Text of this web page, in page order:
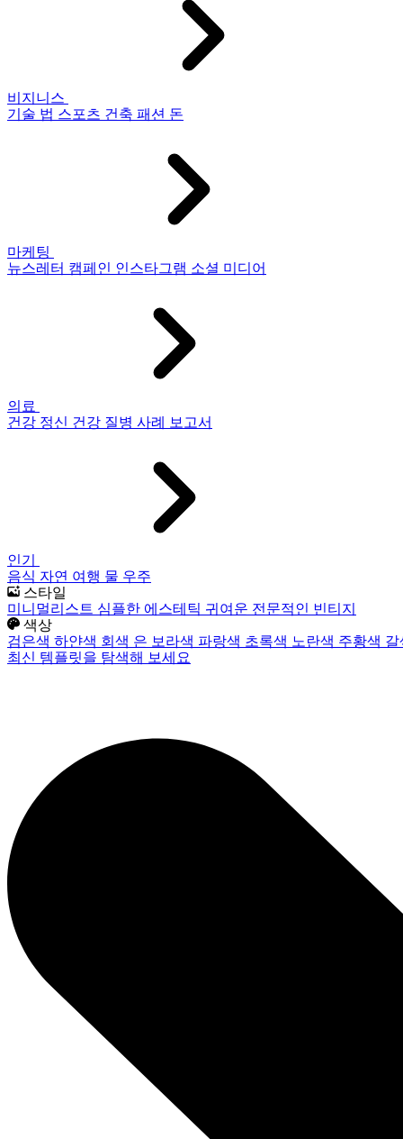
비지니스
기술 법 스포츠 건축 패션 돈
마케팅
뉴스레터 캠페인 인스타그램 소셜 미디어
의료
건강 정신 건강 질병 사례 보고서
인기
음식 자연 여행 물 우주
스타일
미니멀리스트 심플한 에스테틱 귀여운 전문적인 빈티지
색상
검은색 하얀색 회색 은 보라색 파랑색 초록색 노란색 주황색
최신 템플릿을 탐색해 보세요